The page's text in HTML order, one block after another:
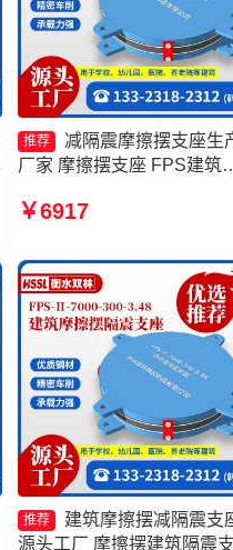
推荐
减隔震摩擦摆支座生
厂家 摩擦摆支座 FPS建筑
FPSII-4000-300-3.48源头
￥6917
推荐
建筑摩擦摆减隔震支
源头工厂 摩擦摆建筑隔震